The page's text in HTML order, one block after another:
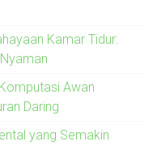
Kamar Tidur:
Awan
Daring
yang Semakin